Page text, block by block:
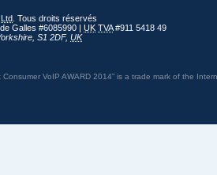
Ltd . Tous droits réservés
Galles #6085990 | UK TVA#911 5418 49
S1 2DF, UK
Consumer VoIP AWARD 2014” is a trade mark of the